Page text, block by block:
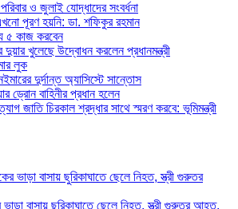
ও জুলাই যোদ্ধাদের সংবর্ধনা
পূরণ হয়নি: ডা. শফিকুর রহমান
৫ কাজ করবেন
দুয়ার খুলেছে উদ্বোধন করলেন প্রধানমন্ত্রী
লুক
দুর্দান্ত অ্যাসিস্টে সান্তোস
ড্রোন বাহিনীর প্রধান হলেন
জাতি চিরকাল শ্রদ্ধার সাথে স্মরণ করবে: ভূমিমন্ত্রী
ভাড়া বাসায় ছুরিকাঘাতে ছেলে নিহত, স্ত্রী গুরুতর আহত,